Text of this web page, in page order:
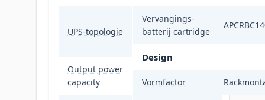
UPS-topologie
Dubbele
conversie
Output power
capacity
Vervangings-
batterij cartridge
Design
Vormfactor